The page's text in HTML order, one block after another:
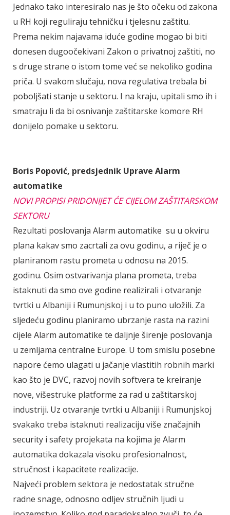
Jednako tako interesiralo nas je što očeku od zakona
u RH koji reguliraju tehničku i tjelesnu zaštitu.
Prema nekim najavama iduće godine mogao bi biti
donesen dugoočekivani Zakon o privatnoj zaštiti, no
s druge strane o istom tome već se nekoliko godina
priča. U svakom slučaju, nova regulativa trebala bi
poboljšati stanje u sektoru. I na kraju, upitali smo ih i
smatraju li da bi osnivanje zaštitarske komore RH
donijelo pomake u sektoru.
Boris Popović, predsjednik Uprave Alarm
automatike
NOVI PROPISI PRIDONIJET ĆE CIJELOM ZAŠTITARSKOM
SEKTORU
Rezultati poslovanja Alarm automatike su u okviru
plana kakav smo zacrtali za ovu godinu, a riječ je o
planiranom rastu prometa u odnosu na 2015.
godinu. Osim ostvarivanja plana prometa, treba
istaknuti da smo ove godine realizirali i otvaranje
tvrtki u Albaniji i Rumunjskoj i u to puno uložili. Za
sljedeću godinu planiramo ubrzanje rasta na razini
cijele Alarm automatike te daljnje širenje poslovanja
u zemljama centralne Europe. U tom smislu posebne
napore ćemo ulagati u jačanje vlastitih robnih marki
kao što je DVC, razvoj novih softvera te kreiranje
nove, višestruke platforme za rad u zaštitarskoj
industriji. Uz otvaranje tvrtki u Albaniji i Rumunjskoj
svakako treba istaknuti realizaciju više značajnih
security i safety projekata na kojima je Alarm
automatika dokazala visoku profesionalnost,
stručnost i kapacitete realizacije.
Najveći problem sektora je nedostatak stručne
radne snage, odnosno odljev stručnih ljudi u